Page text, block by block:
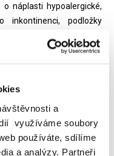
a
využíváme soubory
používáte, sdílíme
a analýzy. Partneři
náplasti hypoalergické,
inkontinenci, podložky
a stomické podložky,
a předloketní, chodítko,
s příslušenstvím, vozík
i příslušenstvím,
vozíku), obruby
gelový, náplasťový,
dálku i na blízko s